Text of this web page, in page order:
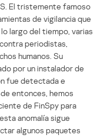
El tristemente famoso
de vigilancia que
largo del tiempo, varias
periodistas,
humanos. Su
por un instalador de
fue detectada e
entonces, hemos
de FinSpy para
anomalía sigue
algunos paquetes